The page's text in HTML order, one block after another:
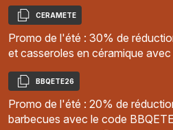
Copier
CERAMETE
Promo de l'été : 30% de
et casseroles en céramique
Copier
BBQETE26
Promo de l'été : 20% de
barbecues avec le code